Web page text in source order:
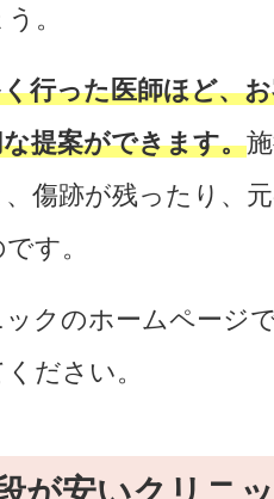
。
行った医師ほど、
提案ができます。
傷跡が残ったり、
す。
クのホームページ
ださい。